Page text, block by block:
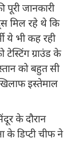
जानकारी
मिल रहे थे कि
ये भी कह रही
ग्राउंड के
को बहुत सी
इस्तेमाल
के दौरान
के डिप्टी चीफ ने